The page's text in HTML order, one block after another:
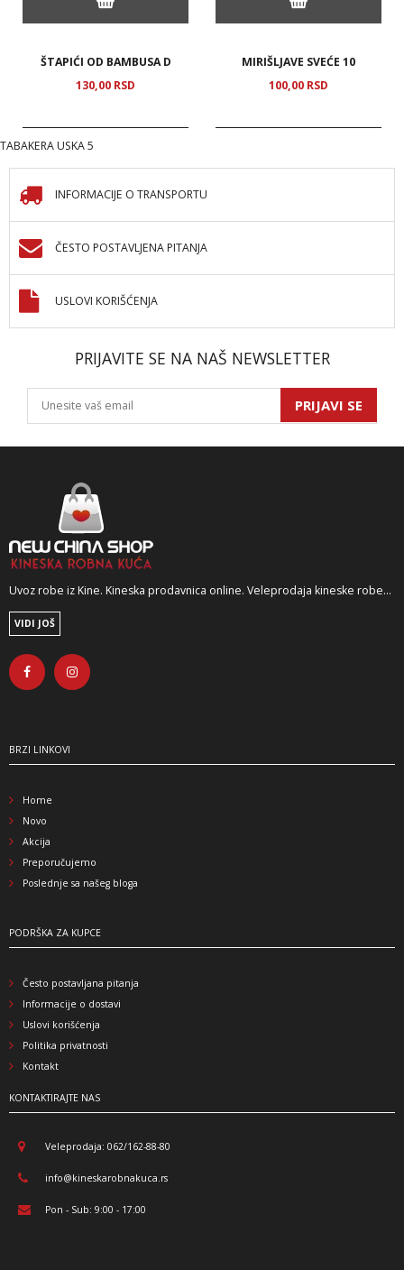
ŠTAPIĆI OD BAMBUSA D
130,00 RSD
MIRIŠLJAVE SVEĆE 10
100,00 RSD
TABAKERA USKA 5
INFORMACIJE O TRANSPORTU
ČESTO POSTAVLJENA PITANJA
USLOVI KORIŠĆENJA
PRIJAVITE SE NA NAŠ NEWSLETTER
PRIJAVI SE
Uvoz robe iz Kine. Kineska prodavnica online. Veleprodaja kineske robe...
VIDI JOŠ
BRZI LINKOVI
Home
Novo
Akcija
Preporučujemo
Poslednje sa našeg bloga
PODRŠKA ZA KUPCE
Često postavljana pitanja
Informacije o dostavi
Uslovi korišćenja
Politika privatnosti
Kontakt
KONTAKTIRAJTE NAS
Veleprodaja: 062/162-88-80
info@kineskarobnakuca.rs
Pon - Sub: 9:00 - 17:00